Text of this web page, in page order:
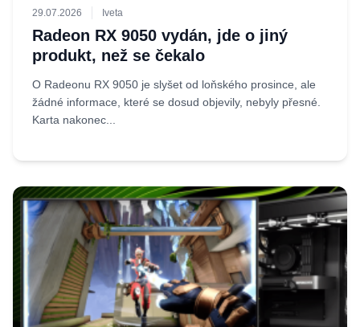
29.07.2026 Iveta
Radeon RX 9050 vydán, jde o jiný
produkt, než se čekalo
O Radeonu RX 9050 je slyšet od loňského prosince, ale
žádné informace, které se dosud objevily, nebyly přesné.
Karta nakonec...